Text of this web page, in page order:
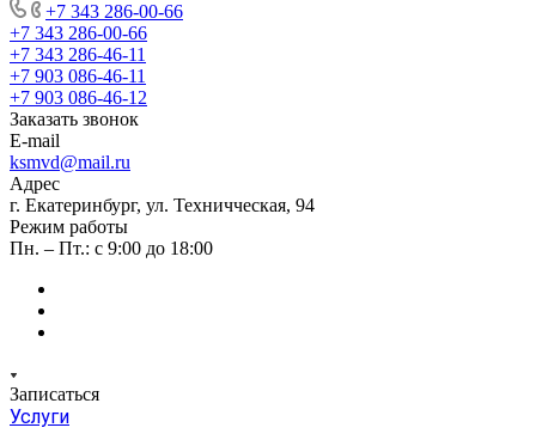
+7 343 286-00-66
+7 343 286-00-66
+7 343 286-46-11
+7 903 086-46-11
+7 903 086-46-12
Заказать звонок
E-mail
ksmvd@mail.ru
Адрес
г. Екатеринбург, ул. Техничческая, 94
Режим работы
Пн. – Пт.: с 9:00 до 18:00
Записаться
Услуги